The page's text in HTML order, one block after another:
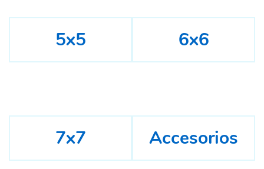
5x5 6x6
7x7 Accesorios